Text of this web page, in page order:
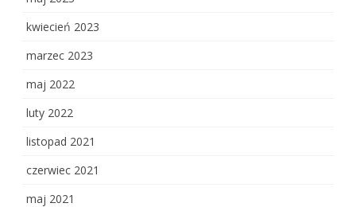
kwiecień 2023
marzec 2023
maj 2022
luty 2022
listopad 2021
czerwiec 2021
maj 2021